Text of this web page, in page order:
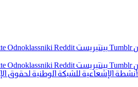
بينتيريست Odnoklassniki
بينتيريست Odnoklassniki
الإشعاعية للشبكة الوطنية